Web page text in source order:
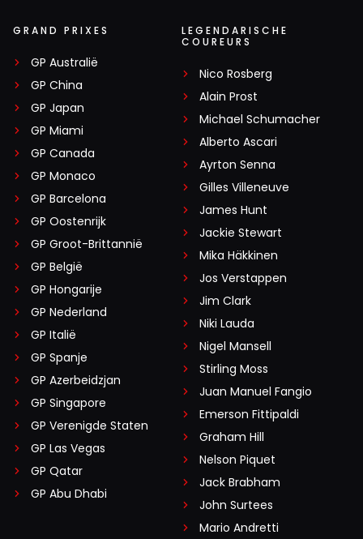
GRAND PRIXES
GP Australië
GP China
GP Japan
GP Miami
GP Canada
GP Monaco
GP Barcelona
GP Oostenrijk
GP Groot-Brittannië
GP België
GP Hongarije
GP Nederland
GP Italië
GP Spanje
GP Azerbeidzjan
GP Singapore
GP Verenigde Staten
GP Las Vegas
GP Qatar
GP Abu Dhabi
LEGENDARISCHE
COUREURS
Nico Rosberg
Alain Prost
Michael Schumacher
Alberto Ascari
Ayrton Senna
Gilles Villeneuve
James Hunt
Jackie Stewart
Mika Häkkinen
Jos Verstappen
Jim Clark
Niki Lauda
Nigel Mansell
Stirling Moss
Juan Manuel Fangio
Emerson Fittipaldi
Graham Hill
Nelson Piquet
Jack Brabham
John Surtees
Mario Andretti